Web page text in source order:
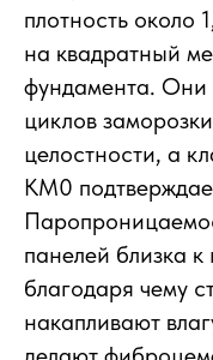
плотность около
на квадратный
фундамента. Они
циклов
целостности, а
КМ0
панелей близка к
благодаря чему
накапливают